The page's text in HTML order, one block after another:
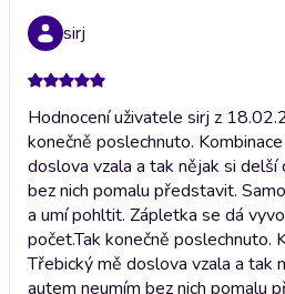
sirj
Hodnocení uživatele sirj z
konečně poslechnuto.
doslova vzala a tak nějak si delší
bez nich pomalu představit.
a umí pohltit. Zápletka se dá
počet.Tak konečně poslechnuto.
Třebický mě doslova vzala a tak
autem neumím bez nich pomalu